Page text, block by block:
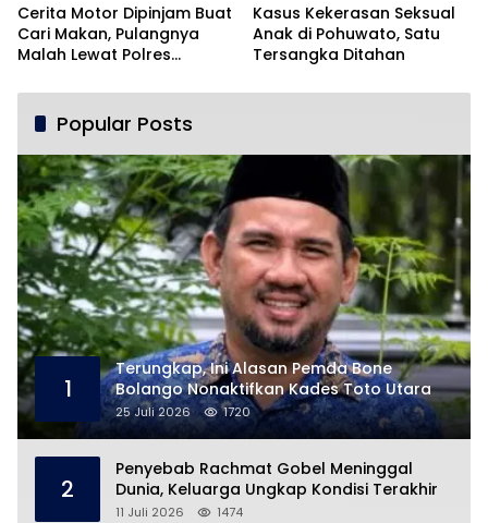
Cerita Motor Dipinjam Buat
Cari Makan, Pulangnya
Malah Lewat Polres
Kasus Kekerasan Seksual
Anak di Pohuwato, Satu
Tersangka Ditahan
Popular Posts
1
Terungkap, Ini Alasan Pemda Bone
Bolango Nonaktifkan Kades Toto Utara
25 Juli 2026 1720
2
Penyebab Rachmat Gobel Meninggal
Dunia, Keluarga Ungkap Kondisi Terakhir
11 Juli 2026 1474